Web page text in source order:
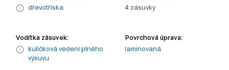
dřevotříska
4 zásuvky
Vodítka zásuvek:
kuličková vedení plného
výsuvu
Povrchová úprava:
laminovaná